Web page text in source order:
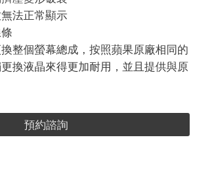
法正常顯示
整個螢幕總成，按照蘋果原廠相同的
換液晶來得更加耐用，並且提供與原
預約諮詢